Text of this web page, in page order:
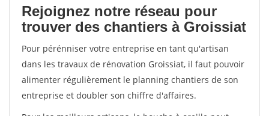
Rejoignez notre réseau pour
trouver des chantiers à Groissiat
Pour pérénniser votre entreprise en tant qu'artisan
dans les travaux de rénovation Groissiat, il faut pouvoir
alimenter régulièrement le planning chantiers de son
entreprise et doubler son chiffre d'affaires.